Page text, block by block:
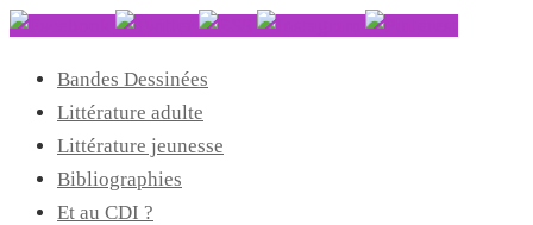
Bandes Dessinées
Littérature adulte
Littérature jeunesse
Bibliographies
Et au CDI ?